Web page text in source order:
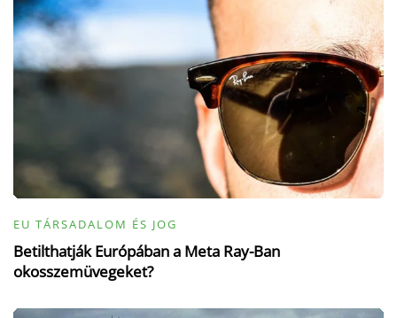
EU TÁRSADALOM ÉS JOG
Betilthatják Európában a Meta Ray-Ban
okosszemüvegeket?